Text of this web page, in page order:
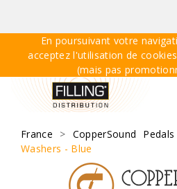
En poursuivant votre
acceptez l'utilisation de
(mais pas
France > CopperSound Pedals
Washers - Blue